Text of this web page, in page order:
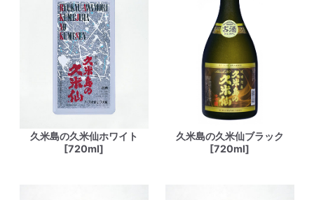
久米島の久米仙ホワイト
[720ml]
久米島の久米仙ブラック
[720ml]